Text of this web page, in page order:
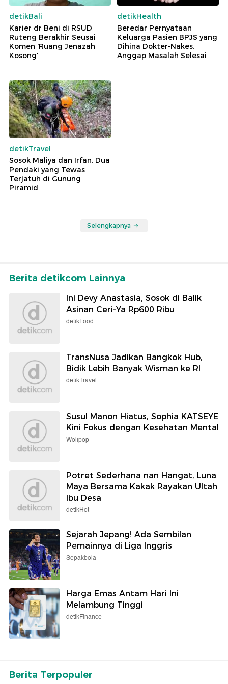
detikBali
Karier dr Beni di RSUD
Ruteng Berakhir Seusai
Komen 'Ruang Jenazah
Kosong'
detikHealth
Beredar Pernyataan
Keluarga Pasien BPJS yang
Dihina Dokter-Nakes,
Anggap Masalah Selesai
detikTravel
Sosok Maliya dan Irfan, Dua
Pendaki yang Tewas
Terjatuh di Gunung
Piramid
Selengkapnya
Berita detikcom Lainnya
Ini Devy Anastasia, Sosok di Balik
Asinan Ceri-Ya Rp600 Ribu
detikFood
TransNusa Jadikan Bangkok Hub,
Bidik Lebih Banyak Wisman ke RI
detikTravel
Susul Manon Hiatus, Sophia KATSEYE
Kini Fokus dengan Kesehatan Mental
Wolipop
Potret Sederhana nan Hangat, Luna
Maya Bersama Kakak Rayakan Ultah
Ibu Desa
detikHot
Sejarah Jepang! Ada Sembilan
Pemainnya di Liga Inggris
Sepakbola
Harga Emas Antam Hari Ini
Melambung Tinggi
detikFinance
Berita Terpopuler